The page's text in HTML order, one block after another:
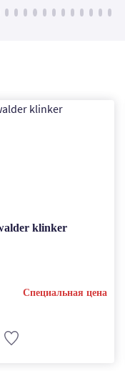
klinker
Специальная цена